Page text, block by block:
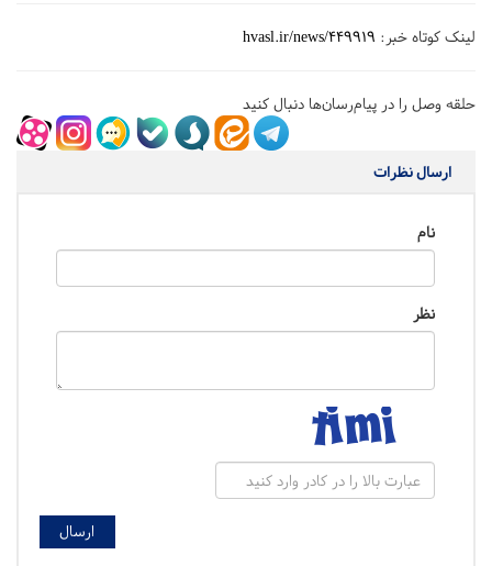
لینک کوتاه خبر: hvasl.ir/news/449919
حلقه وصل را در پیام‌رسان‌ها دنبال کنید
ارسال نظرات
نام
نظر